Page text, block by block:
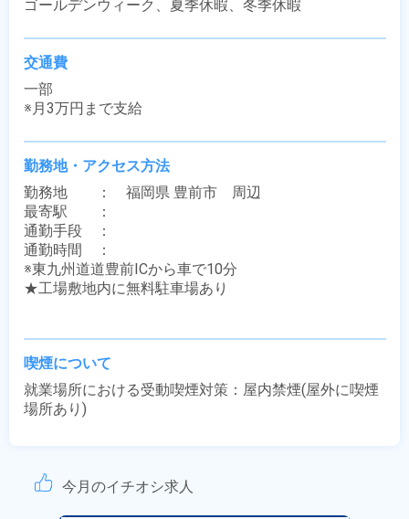
ゴールデンウィーク、夏季休暇、冬季休暇
交通費
一部
※月3万円まで支給
勤務地・アクセス方法
勤務地　　：　福岡県 豊前市　周辺
最寄駅　　：
通勤手段　：
通勤時間　：
※東九州道道豊前ICから車で10分
★工場敷地内に無料駐車場あり
喫煙について
就業場所における受動喫煙対策：屋内禁煙(屋外に喫煙
場所あり)
今月のイチオシ求人